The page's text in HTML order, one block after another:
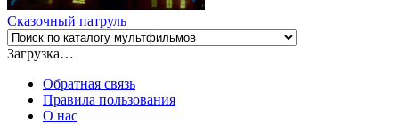
Сказочный патруль
Загрузка…
Обратная связь
Правила пользования
О нас